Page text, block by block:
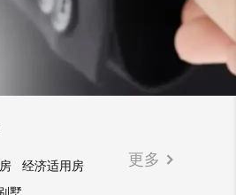
经济适用房
更多